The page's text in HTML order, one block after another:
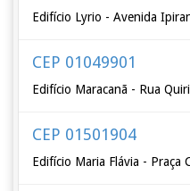
Edifício Lyrio - Avenida
CEP 01049901
Edifício Maracanã - Rua
CEP 01501904
Edifício Maria Flávia - Praça